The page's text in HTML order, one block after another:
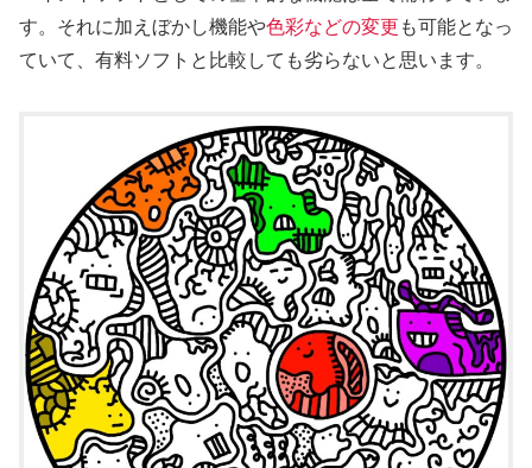
す。それに加えぼかし機能や色彩などの変更 も可能となっ
ていて、有料ソフトと比較しても劣らないと思います。